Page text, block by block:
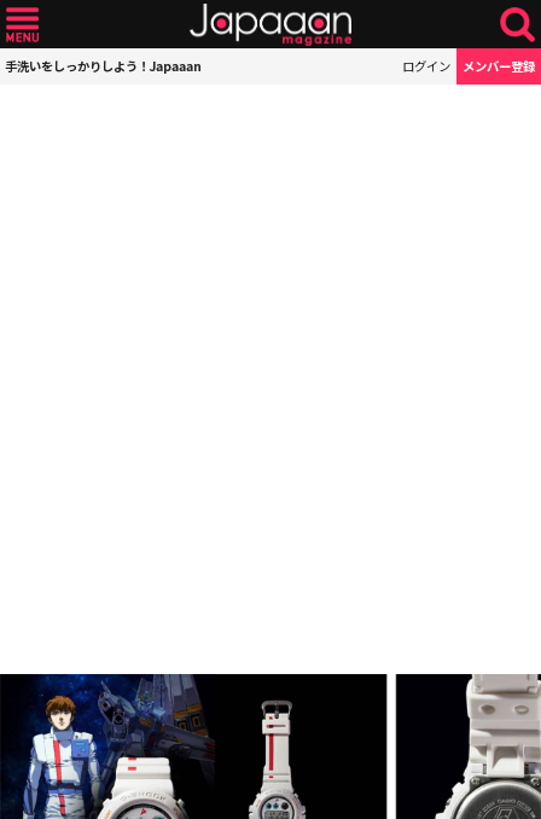
手洗いをしっかりしよう！Japaaan ログイン メンバー登録